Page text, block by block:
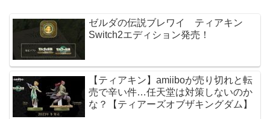
ゼルダの伝説ブレワイ ティアキン
Switch2エディション発売！
【ティアキン】amiiboが売り切れと転
売で辛い件…任天堂は対策しないのか
な？【ティアーズオブザキングダム】